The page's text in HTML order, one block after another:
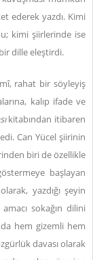
ederek yazdı. Kimi
kimi şiirlerinde ise
dille eleştirdi.
rahat bir söyleyiş
kalıp ifade ve
kitabından itibaren
Can Yücel şiirinin
biri de özellikle
başlayan
yazdığı şeyin
amacı sokağın dilini
hem gizemli hem
davası olarak